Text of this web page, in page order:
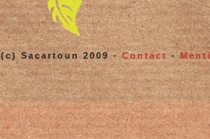
(c) Sacartoun 2009 -Contact -